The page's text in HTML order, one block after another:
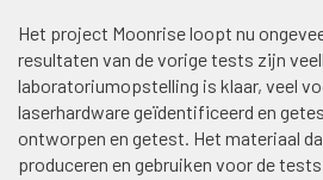
Het project Moonrise loopt nu
resultaten van de vorige tests zijn
laboratoriumopstelling is klaar, veel
laserhardware geïdentificeerd en
ontworpen en getest. Het materiaal
produceren en gebruiken voor de